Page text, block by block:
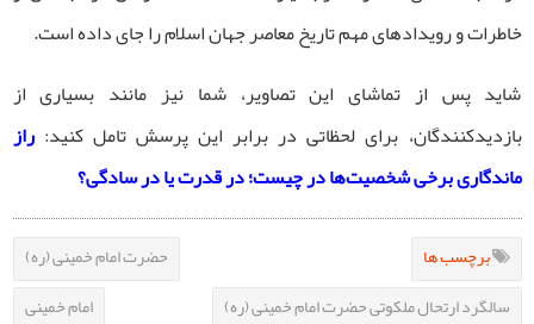
خاطرات و رویدادهای مهم تاریخ معاصر جهان اسلام را جای داده است.
شاید پس از تماشای این تصاویر، شما نیز مانند بسیاری از
بازدیدکنندگان، برای لحظاتی در برابر این پرسش تامل کنید:راز
ماندگاری برخی شخصیت‌ها در چیست؛ در قدرت یا در سادگی؟
برچسب ها
حضرت امام خمینی (ره)
سالگرد ارتحال ملکوتی حضرت امام خمینی (ره)
امام خمینی